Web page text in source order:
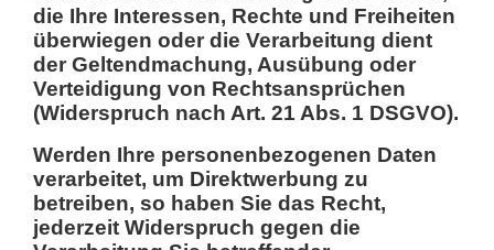
die Ihre Interessen, Rechte und Freiheiten
überwiegen oder die Verarbeitung dient
der Geltendmachung, Ausübung oder
Verteidigung von Rechtsansprüchen
(Widerspruch nach Art. 21 Abs. 1 DSGVO).
Werden Ihre personenbezogenen Daten
verarbeitet, um Direktwerbung zu
betreiben, so haben Sie das Recht,
jederzeit Widerspruch gegen die